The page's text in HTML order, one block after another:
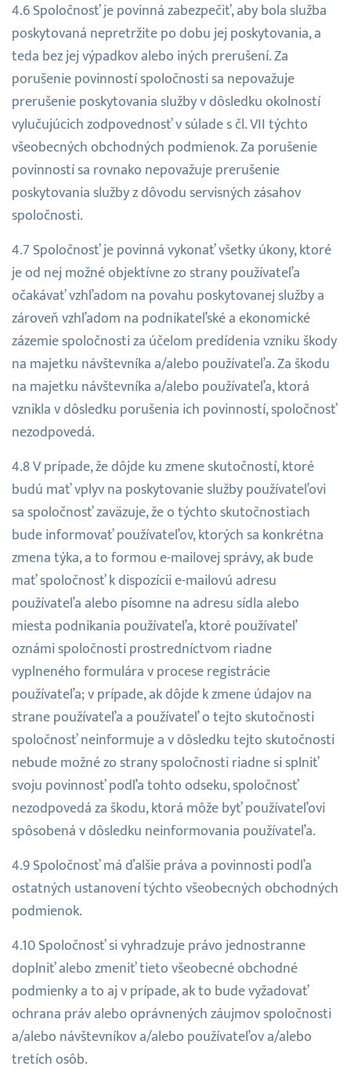
Spoločnosť je povinná zabezpečiť, aby bola služba
poskytovaná nepretržite po dobu jej poskytovania, a
teda bez jej výpadkov alebo iných prerušení. Za
porušenie povinností spoločnosti sa nepovažuje
prerušenie poskytovania služby v dôsledku okolností
vylučujúcich zodpovednosť v súlade s čl. VII týchto
všeobecných obchodných podmienok. Za porušenie
povinností sa rovnako nepovažuje prerušenie
poskytovania služby z dôvodu servisných zásahov
spoločnosti.
Spoločnosť je povinná vykonať všetky úkony, ktoré
je od nej možné objektívne zo strany používateľa
očakávať vzhľadom na povahu poskytovanej služby a
zároveň vzhľadom na podnikateľské a ekonomické
zázemie spoločnosti za účelom predídenia vzniku škody
na majetku návštevníka a/alebo používateľa. Za škodu
na majetku návštevníka a/alebo používateľa, ktorá
vznikla v dôsledku porušenia ich povinností, spoločnosť
nezodpovedá.
V prípade, že dôjde ku zmene skutočností, ktoré
budú mať vplyv na poskytovanie služby používateľovi
sa spoločnosť zaväzuje, že o týchto skutočnostiach
bude informovať používateľov, ktorých sa konkrétna
zmena týka, a to formou e-mailovej správy, ak bude
mať spoločnosť k dispozícii e-mailovú adresu
používateľa alebo písomne na adresu sídla alebo
miesta podnikania používateľa, ktoré používateľ
oznámi spoločnosti prostredníctvom riadne
vyplneného formulára v procese registrácie
používateľa; v prípade, ak dôjde k zmene údajov na
strane používateľa a používateľ o tejto skutočnosti
spoločnosť neinformuje a v dôsledku tejto skutočnosti
nebude možné zo strany spoločnosti riadne si splniť
svoju povinnosť podľa tohto odseku, spoločnosť
nezodpovedá za škodu, ktorá môže byť používateľovi
spôsobená v dôsledku neinformovania používateľa.
Spoločnosť má ďalšie práva a povinnosti podľa
ostatných ustanovení týchto všeobecných obchodných
podmienok.
Spoločnosť si vyhradzuje právo jednostranne
doplniť alebo zmeniť tieto všeobecné obchodné
podmienky a to aj v prípade, ak to bude vyžadovať
ochrana práv alebo oprávnených záujmov spoločnosti
a/alebo návštevníkov a/alebo používateľov a/alebo
tretích osôb.